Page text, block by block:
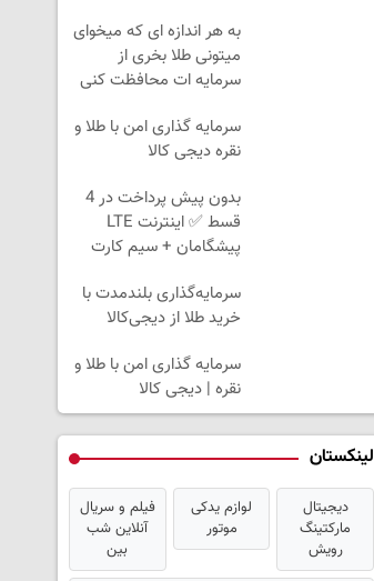
به هر اندازه ای که میخوای
میتونی طلا بخری از
سرمایه ات محافظت کنی
سرمایه گذاری امن با طلا و
نقره دیجی کالا
بدون پیش پرداخت در 4
قسط ✅ اینترنت LTE
پیشگامان + سیم کارت
سرمایه‌گذاری بلندمدت با
خرید طلا از دیجی‌کالا
سرمایه گذاری امن با طلا و
نقره | دیجی کالا
لینکستان
دیجیتال
مارکتینگ
رویش
لوازم یدکی
موتور
فیلم و سریال
آنلاین شب
بین